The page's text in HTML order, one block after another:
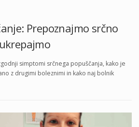
Prepoznajmo srčno
simptomi srčnega popuščanja, kako je
z drugimi boleznimi in kako naj bolnik